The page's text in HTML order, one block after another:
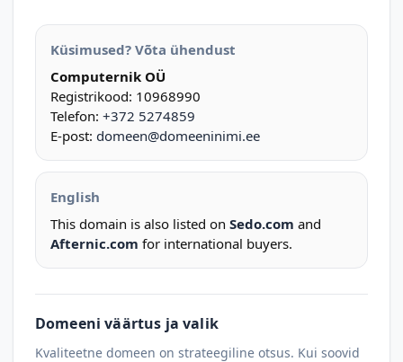
Küsimused? Võta ühendust
Computernik OÜ
Registrikood: 10968990
Telefon: +372 5274859
E-post: domeen@domeeninimi.ee
English
This domain is also listed on Sedo.com and
Afternic.com for international buyers.
Domeeni väärtus ja valik
Kvaliteetne domeen on strateegiline otsus. Kui soovid